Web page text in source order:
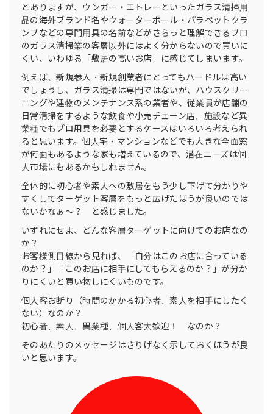
とありますが、ウンガー・エトレーといったガラス清掃用
品の海外ブランド名やウォーターポール・パラペットクラ
ンプなどの専門用具の名前などがさらっと理解できるプロ
のガラス清掃業の客層以外にはよく分からないので買いに
くい、いわゆる「敷居の高いお店」に感じてしまいます。
例えば、新規参入・新規創業者にとってもハードルは高い
でしょうし、ガラス清掃は専門ではないが、ハウスクリー
ニングや建物のメンテナンス系の業者や、従業員が店舗の
日常清掃をするような飲食や小売チェーン店、施設など異
業種でもプロ用具を必要とするケースはいろいろ考えられ
ると思います。個人宅・マンションなどでも大きな全面窓
が何面もあるような家も増えているので、潜在ニーズは個
人市場にもあるかもしれません。
全体的に初心者や素人への敷居をもう少し下げて分かりや
すくしてターゲット客層をもっと広げたほうが良いのでは
ないかなぁ〜？ と感じました。
いずれにせよ、どんな客層ターゲットに向けてのお店なの
か？
お客様側目線から見れば、「自分はこのお店に合っている
のか？」「このお店に相手にしてもらえるのか？」が分か
りにくいと買い物しにくいものです。
個人客お断り（時間のかかる初心者、素人を相手にしたく
ない）なのか？
初心者、素人、異業種、個人客大歓迎！ なのか？
そのあたりのメッセージはさりげなく示しておくほうが良
いと思います。